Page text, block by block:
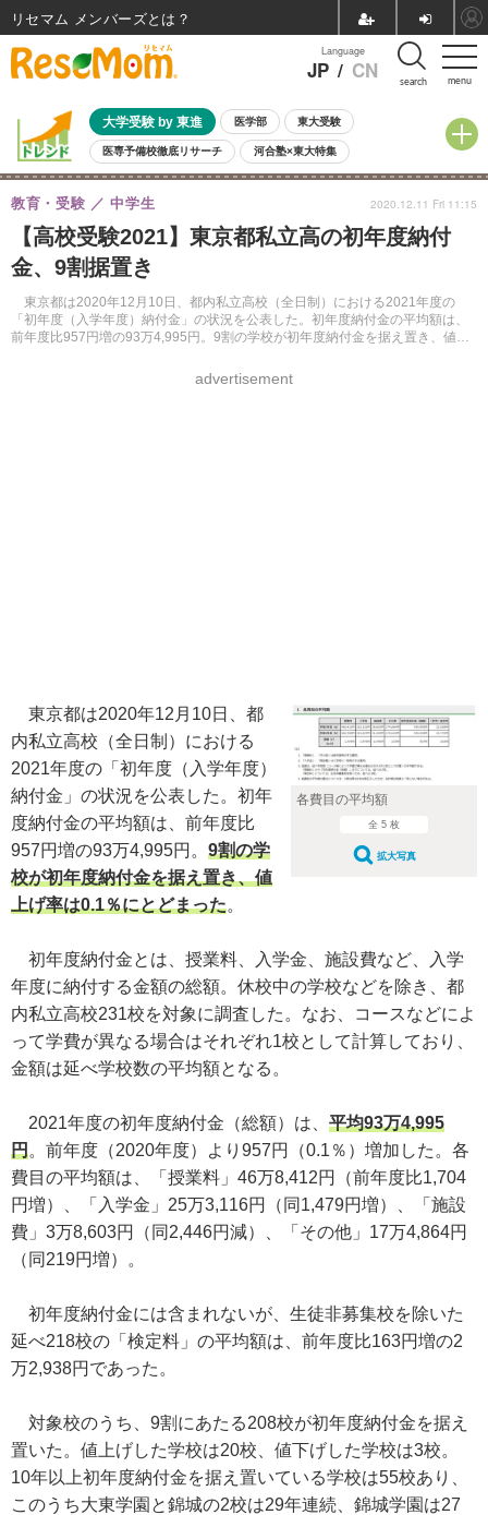
menu
Language
JP / CN search
大学受験 by 東進 医学部 東大受験
医専予備校徹底リサーチ 河合塾×東大特集
親子で考える大学選び 高校受験 中学受験 小学校受験
共通テスト 夏休み
8月開催イベント・WS 全国公立高校 過去問 人気記事
自由研究教材（小学生向け）
【高校受験2021】東京都私立高の初年度納付
金、9割据置き
東京都は2020年12月10日、都内私立高校（全日制）における2021年度の
「初年度（入学年度）納付金」の状況を公表した。初年度納付金の平均額は、
前年度比957円増の93万4,995円。9割の学校が初年度納付金を据え置き、値上
教育・受験 中学生
advertisement
2020.12.11 Fri 11:15
各費目の平均額
全 5 枚
拡大写真
東京都は2020年12月10日、都
内私立高校（全日制）における
2021年度の「初年度（入学年度）
納付金」の状況を公表した。初年
度納付金の平均額は、前年度比
957円増の93万4,995円。 9割の学
校が初年度納付金を据え置き、値
上げ率は0.1％にとどまった。
初年度納付金とは、授業料、入学金、施設費など、入学
年度に納付する金額の総額。休校中の学校などを除き、都
内私立高校231校を対象に調査した。なお、コースなどによ
って学費が異なる場合はそれぞれ1校として計算しており、
金額は延べ学校数の平均額となる。
2021年度の初年度納付金（総額）は、 平均93万4,995
円。前年度（2020年度）より957円（0.1％）増加した。各
費目の平均額は、「授業料」46万8,412円（前年度比1,704
円増）、「入学金」25万3,116円（同1,479円増）、「施設
費」3万8,603円（同2,446円減）、「その他」17万4,864円
（同219円増）。
初年度納付金には含まれないが、生徒非募集校を除いた
延べ218校の「検定料」の平均額は、前年度比163円増の2
万2,938円であった。
対象校のうち、9割にあたる208校が初年度納付金を据え
置いた。値上げした学校は20校、値下げした学校は3校。
10年以上初年度納付金を据え置いている学校は55校あり、
このうち大東学園と錦城の2校は29年連続、錦城学園は27
リセマム メンバーズ